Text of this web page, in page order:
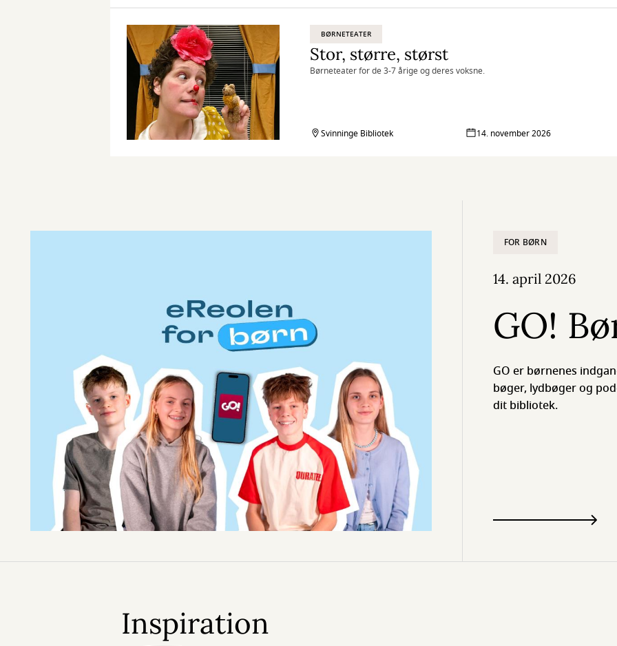
BØRNETEATER
Stor, større, størst
Børneteater for de 3-7 årige og deres voksne.
Svinninge Bibliotek 14. november 2026
FOR BØRN
14. april 2026
GO!
GO er børnenes
bøger, lydbøger og
dit bibliotek.
Inspiration